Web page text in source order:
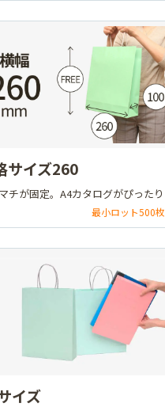
サイズ260
チが固定。A4カタログがぴったり
最小ロット500枚
イズ